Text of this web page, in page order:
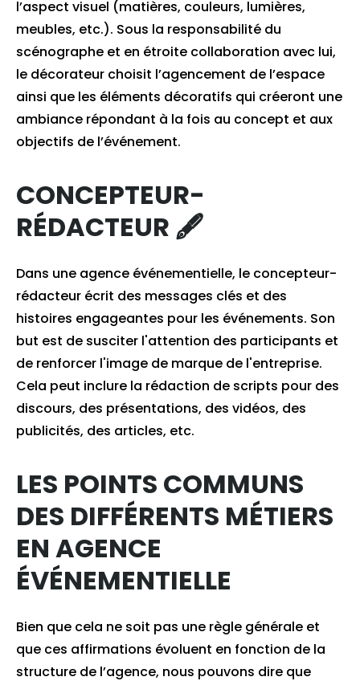
l’aspect visuel (matières, couleurs, lumières,
meubles, etc.). Sous la responsabilité du
scénographe et en étroite collaboration avec lui,
le décorateur choisit l’agencement de l’espace
ainsi que les éléments décoratifs qui créeront une
ambiance répondant à la fois au concept et aux
objectifs de l’événement.
CONCEPTEUR-
RÉDACTEUR 🖋
Dans une agence événementielle, le concepteur-
rédacteur écrit des messages clés et des
histoires engageantes pour les événements. Son
but est de susciter l'attention des participants et
de renforcer l'image de marque de l'entreprise.
Cela peut inclure la rédaction de scripts pour des
discours, des présentations, des vidéos, des
publicités, des articles, etc.
LES POINTS COMMUNS
DES DIFFÉRENTS MÉTIERS
EN AGENCE
ÉVÉNEMENTIELLE
Bien que cela ne soit pas une règle générale et
que ces affirmations évoluent en fonction de la
structure de l’agence, nous pouvons dire que